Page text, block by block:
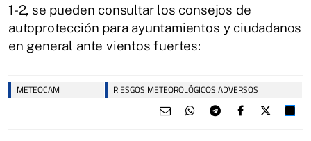
1-2, se pueden consultar los consejos de
autoprotección para ayuntamientos y ciudadanos
en general ante vientos fuertes:
METEOCAM RIESGOS METEOROLÓGICOS ADVERSOS